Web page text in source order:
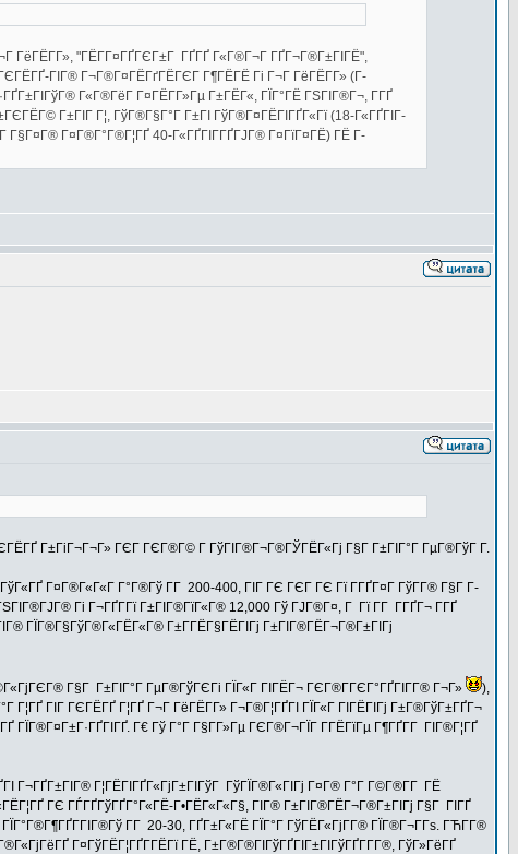
ГёГЁГ­Г», "ГЁГ­Г¤ГҐГЄГ±Г ГҐГҐ Г«Г®Г¬Г ГҐГ¬Г®Г±ГІГЁ",
ГІГ® Г¬Г®Г¤ГЁГґГЁГЄГ Г¶ГЁГЁ Гі Г¬Г ГёГЁГ­Г» (Г­
Г«Г®ГёГ Г¤ГЁГ­Г»Гµ Г±ГЁГ«, ГЇГ°ГЁ ГЅГІГ®Г¬, Г­ГҐ
Г±ГІГ Г¦, ГўГ®Г§Г°Г Г±ГІ ГўГ®Г¤ГЁГІГҐГ«Гї (18-Г«ГҐГІГ­
Г§Г¤Г® Г¤Г®Г°Г®Г¦ГҐ 40-Г«ГҐГІГ­ГҐГЈГ® Г¤ГїГ¤ГЁ) ГЁ Г­
Г±ГіГ¬Г¬Г» ГЄГ ГЄГ®Г© Г ГўГІГ®Г¬Г®ГЎГЁГ«Гј Г§Г Г±ГІГ°Г ГµГ®ГўГ Г­.
Г¤Г®Г«Г«Г Г°Г®Гў Г­Г 200-400, ГІГ ГЄ ГЄГ ГЄ Гї Г­ГҐГ¤Г ГўГ­Г® Г§Г Г­
Гі Г¬ГҐГ­Гї Г±ГІГ®ГїГ«Г® 12,000 Гў ГЈГ®Г¤, Г Гї Г­Г Г­ГҐГ¬ Г­ГҐ
ГЇГ®Г§ГўГ®Г«ГЁГ«Г® Г±Г­ГЁГ§ГЁГІГј Г±ГІГ®ГЁГ¬Г®Г±ГІГј
Г§Г Г±ГІГ°Г ГµГ®ГўГЄГі ГЇГ«Г ГІГЁГ¬ ГЄГ®Г­ГЄГ°ГҐГІГ­Г® Г¬Г»
),
ГІГ ГЄГЁГҐ Г¦ГҐ Г¬Г ГёГЁГ­Г» Г¬Г®Г¦ГҐГІ ГЇГ«Г ГІГЁГІГј Г±Г®ГўГ±ГҐГ¬
ГЇГ®Г¤Г±Г·ГҐГІГҐ. Г€ Гў Г°Г Г§Г­Г»Гµ ГЄГ®Г¬ГЇГ Г­ГЁГїГµ Г¶ГҐГ­Г ГІГ®Г¦ГҐ
Г¬ГҐГ±ГІГ® Г¦ГЁГІГҐГ«ГјГ±ГІГўГ ГўГЇГ®Г«ГІГј Г¤Г® Г°Г Г©Г®Г­Г ГЁ
ГЄ ГЃГҐГўГҐГ°Г«ГЁ-Г•ГЁГ«Г«Г§, ГІГ® Г±ГІГ®ГЁГ¬Г®Г±ГІГј Г§Г ГІГҐ
Г­Г 20-30, ГҐГ±Г«ГЁ ГЇГ°Г ГўГЁГ«ГјГ­Г® ГЇГ®Г¬Г­Гѕ. ГЋГ­Г®
Г¤ГўГЁГ¦ГҐГ­ГЁГї ГЁ, Г±Г®Г®ГІГўГҐГІГ±ГІГўГҐГ­Г­Г®, ГўГ»ГёГҐ